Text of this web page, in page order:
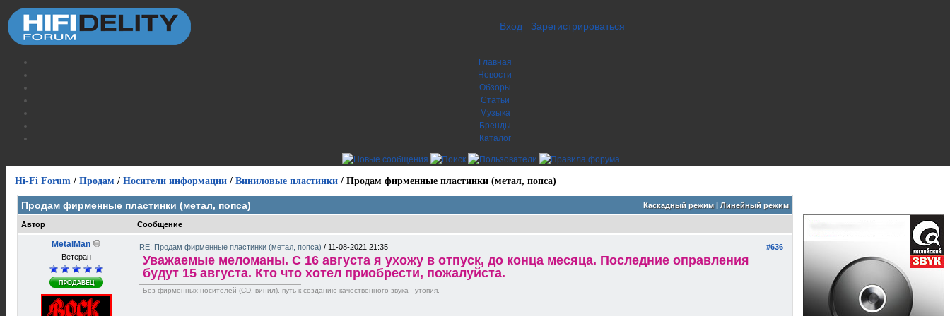
Вход Зарегистрироваться
Главная
Новости
Обзоры
Статьи
Музыка
Бренды
Каталог
Hi-Fi Forum / Продам / Носители информации / Виниловые пластинки / Продам фирменные пластинки (метал, попса)
Каскадный режим| Линейный режим
Продам фирменные пластинки (метал, попса)
Автор Сообщение
MetalMan
Ветеран
#636
RE: Продам фирменные пластинки (метал, попса) / 11-08-2021 21:35
Уважаемые меломаны. С 16 августа я ухожу в отпуск, до конца месяца. Последние оправления
будут 15 августа. Кто что хотел приобрести, пожалуйста.
Без фирменных носителей (CD, винил), путь к созданию качественного звука - утопия.